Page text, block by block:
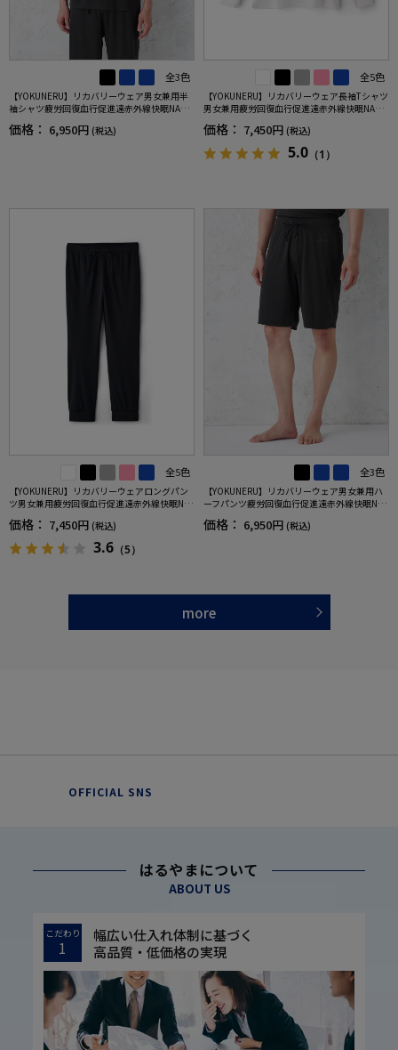
全3色
【YOKUNERU】リカバリーウェア男女兼用半
袖シャツ疲労回復血行促進遠赤外線快眠NANO
MIX(R)【一般医療機器】SS～LLサイズ
価格： 6,950円 (税込)
全5色
【YOKUNERU】リカバリーウェア長袖Tシャツ
男女兼用疲労回復血行促進遠赤外線快眠NANO
MIX(R)【一般医療機器】SS～LLサイズ
価格： 7,450円 (税込)
5.0 （1）
全5色
【YOKUNERU】リカバリーウェアロングパン
ツ男女兼用疲労回復血行促進遠赤外線快眠NA
NOMIX(R)【一般医療機器】SS～LLサイズ
価格： 7,450円 (税込)
3.6 （5）
全3色
【YOKUNERU】リカバリーウェア男女兼用ハ
ーフパンツ疲労回復血行促進遠赤外線快眠NA
NOMIX(R)【一般医療機器】SS～LLサイズ
価格： 6,950円 (税込)
more
OFFICIAL SNS
はるやまについて
ABOUT US
こだわり
1
幅広い仕入れ体制に基づく
高品質・低価格の実現